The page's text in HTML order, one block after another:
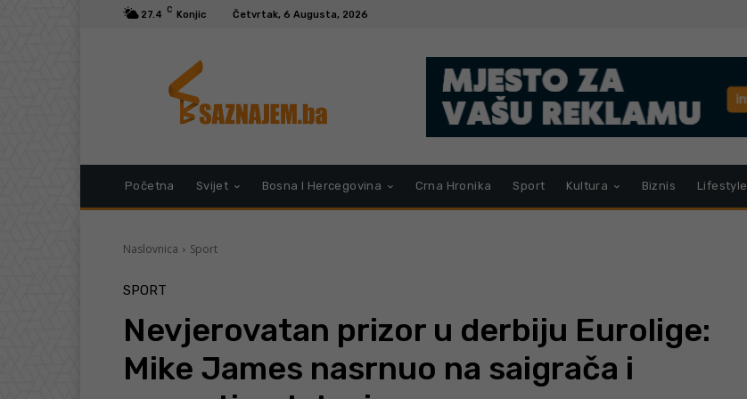
27.4 C Konjic Četvrtak, 6 Augusta, 2026
Početna Svijet Bosna I Hercegovina Crna Hronika Sport Kultura Biznis Lifestyle
Naslovnica Sport
SPORT
Nevjerovatan prizor u derbiju Eurolige:
Mike James nasrnuo na saigrača i